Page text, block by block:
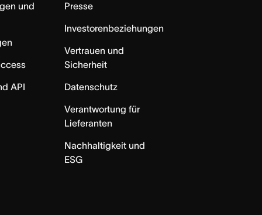
und
API
Presse
Investorenbeziehungen
Vertrauen und
Sicherheit
Datenschutz
Verantwortung für
Lieferanten
Nachhaltigkeit und
ESG